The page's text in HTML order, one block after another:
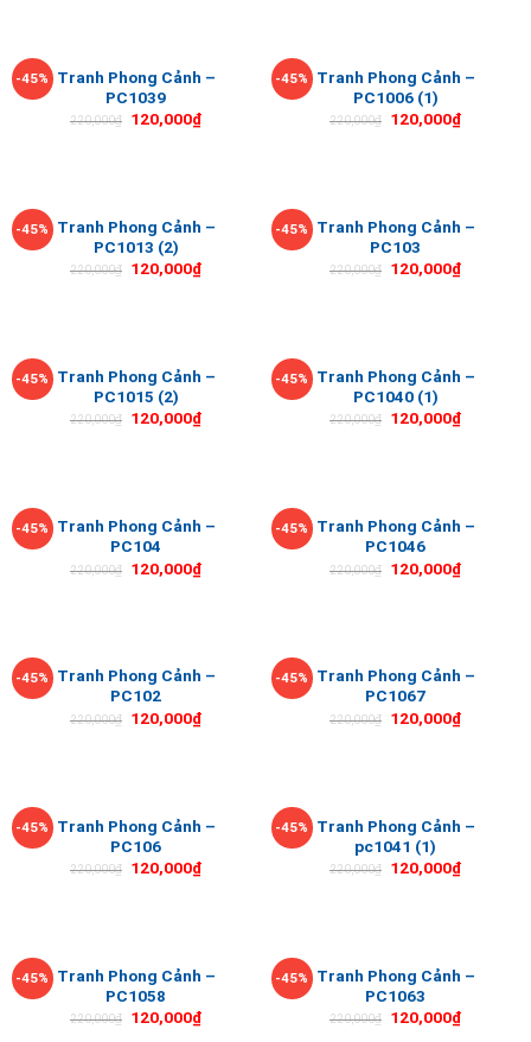
-45%
Tranh Phong Cảnh –
PC1039
220,000₫ 120,000₫
-45%
Tranh Phong Cảnh –
PC1006 (1)
220,000₫ 120,000₫
-45%
Tranh Phong Cảnh –
PC1013 (2)
220,000₫ 120,000₫
-45%
Tranh Phong Cảnh –
PC103
220,000₫ 120,000₫
-45%
Tranh Phong Cảnh –
PC1015 (2)
220,000₫ 120,000₫
-45%
Tranh Phong Cảnh –
PC1040 (1)
220,000₫ 120,000₫
-45%
Tranh Phong Cảnh –
PC104
220,000₫ 120,000₫
-45%
Tranh Phong Cảnh –
PC1046
220,000₫ 120,000₫
-45%
Tranh Phong Cảnh –
PC102
220,000₫ 120,000₫
-45%
Tranh Phong Cảnh –
PC1067
220,000₫ 120,000₫
-45%
Tranh Phong Cảnh –
PC106
220,000₫ 120,000₫
-45%
Tranh Phong Cảnh –
pc1041 (1)
220,000₫ 120,000₫
-45%
Tranh Phong Cảnh –
PC1058
220,000₫ 120,000₫
-45%
Tranh Phong Cảnh –
PC1063
220,000₫ 120,000₫